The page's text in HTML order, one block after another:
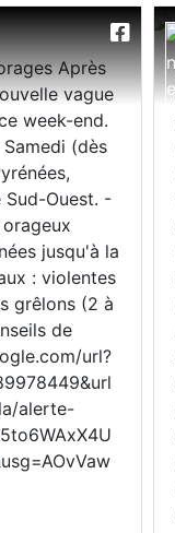
Après
vague
week-end.
(dès
Ouest. -
jusqu'à la
: violentes
grêlons (2 à
de
url?
alerte-